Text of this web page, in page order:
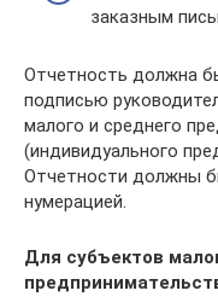
заказным
Отчетность должна
подписью
малого и среднего
(индивидуального
Отчетности должны
нумерацией.
Для субъектов